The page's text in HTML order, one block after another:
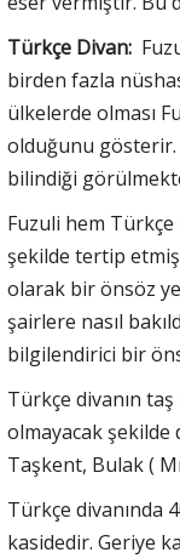
Türkçe Divan:
birden fazla
ülkelerde olması
olduğunu gösterir.
bilindiği
Fuzuli hem Türkçe
şekilde tertip
olarak bir önsöz
şairlere nasıl
bilgilendirici bir
Türkçe divanın
olmayacak şekilde
Taşkent, Bulak (
Türkçe divanında
kasidedir. Geriye